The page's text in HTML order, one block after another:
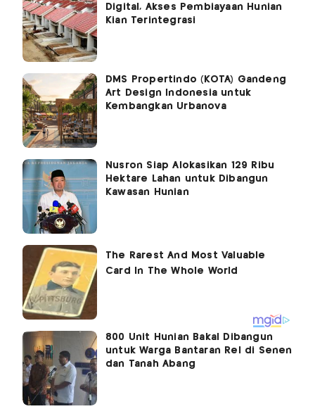
Digital, Akses Pembiayaan Hunian
Kian Terintegrasi
DMS Propertindo (KOTA) Gandeng
Art Design Indonesia untuk
Kembangkan Urbanova
Nusron Siap Alokasikan 129 Ribu
Hektare Lahan untuk Dibangun
Kawasan Hunian
800 Unit Hunian Bakal Dibangun
untuk Warga Bantaran Rel di Senen
dan Tanah Abang